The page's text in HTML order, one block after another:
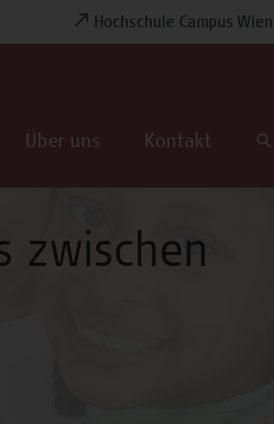
Hochschule Campus Wien
Über uns Kontakt
zwischen